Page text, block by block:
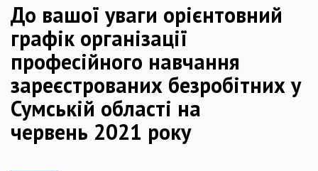
До вашої уваги орієнтовний
графік організації
професійного навчання
зареєстрованих безробітних у
Сумській області на
червень 2021 року